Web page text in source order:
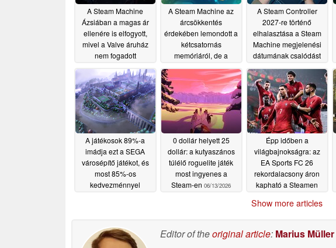
A Steam Machine
Ázsiában a magas ár
ellenére is elfogyott,
mivel a Valve áruház
nem fogadott
06/24/2026
A Steam Machine az
árcsökkentés
érdekében lemondott a
kétcsatornás
memóriáról, de a
korlátozzák a
teljesítményt06/23/2026
A Steam Controller
2027-re történő
elhalasztása a Steam
Machine megjelenési
dátumának csalódást
06/19/2026
A játékosok 89%-a
imádja ezt a SEGA
városépítő játékot, és
most 85%-os
kedvezménnyel
0 dollár helyett 25
dollár: a kutyaszános
túlélő roguelite játék
most ingyenes a
Steam-en 06/13/2026
Épp időben a
világbajnokságra: az
EA Sports FC 26
rekordalacsony áron
kapható a Steamen
Show more articles
Editor of theoriginal article: Marius Müller